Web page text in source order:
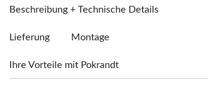
Beschreibung + Technische Details
Lieferung Montage
Ihre Vorteile mit Pokrandt